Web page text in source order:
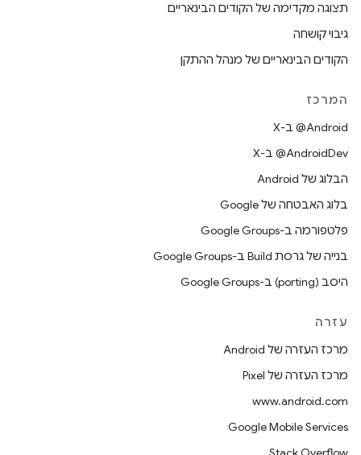
תצוגה מקדימה של הקודים הבינאריים
גיבוי קושחה
הקודים הבינאריים של מנהל ההתקן
המרכז
‫‎@Android ב-X
‫‎@AndroidDev ב-X
הבלוג של Android
בלוג האבטחה של Google
פלטפורמה ב-Google Groups
בנייה של גרסת Build ב-Google Groups
היסב (porting) ב-Google Groups
עזרה
מרכז העזרה של Android
מרכז העזרה של Pixel
www.android.com
Google Mobile Services